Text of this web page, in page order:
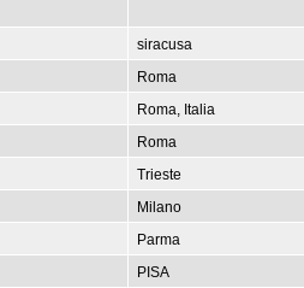
siracusa
Roma
Roma, Italia
Roma
Trieste
Milano
Parma
PISA